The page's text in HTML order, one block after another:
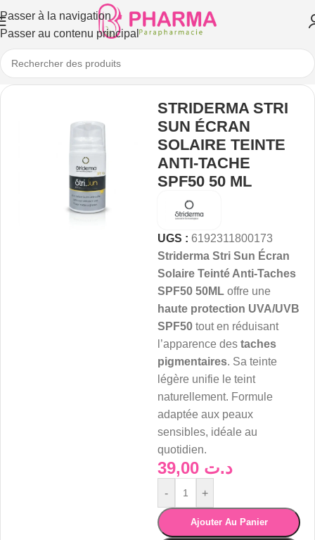
Passer à la navigation
Passer au contenu principal
STRIDERMA STRI
SUN ÉCRAN
SOLAIRE TEINTE
ANTI-TACHE
SPF50 50 ML
UGS : 6192311800173
Striderma Stri Sun Écran
Solaire Teinté Anti-Taches
SPF50 50ML offre une
haute protection UVA/UVB
SPF50 tout en réduisant
l’apparence des taches
pigmentaires. Sa teinte
légère unifie le teint
naturellement. Formule
adaptée aux peaux
sensibles, idéale au
quotidien.
د.ت
- +
Ajouter Au Panier